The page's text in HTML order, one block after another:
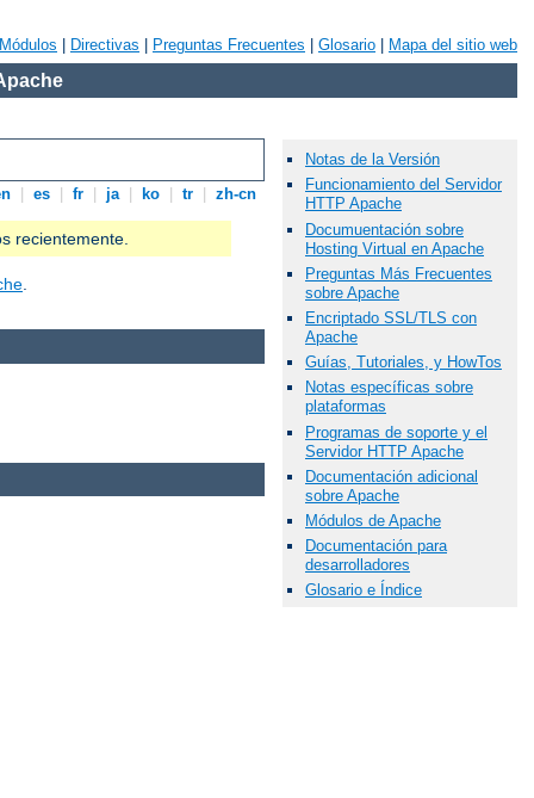
Módulos Directivas Preguntas Frecuentes Glosario Mapa del sitio web
es fr ja ko tr zh-cn
recientemente.
.
Notas de la Versión
Funcionamiento del Servidor
HTTP Apache
Documuentación sobre
Hosting Virtual en Apache
Preguntas Más Frecuentes
sobre Apache
Encriptado SSL/TLS con
Apache
Guías, Tutoriales, y HowTos
Notas específicas sobre
plataformas
Programas de soporte y el
Servidor HTTP Apache
Documentación adicional
sobre Apache
Módulos de Apache
Documentación para
desarrolladores
Glosario e Índice